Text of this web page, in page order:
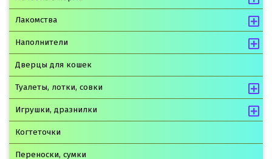
Лакомства
Наполнители
Дверцы для кошек
Туалеты, лотки, совки
Игрушки, дразнилки
Когтеточки
Переноски, сумки